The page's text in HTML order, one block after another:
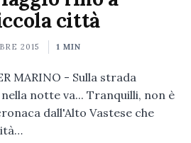
città
2015 1 MIN
MARINO - Sulla strada
notte va... Tranquilli, non è
dall'Alto Vastese che